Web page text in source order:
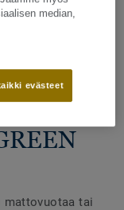
ja LRV (1096)
-
tai
median,
evästeet